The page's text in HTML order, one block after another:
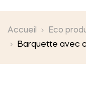
Accueil Eco
Barquette avec